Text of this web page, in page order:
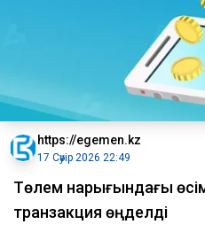
https://egemen.kz
17 Сәуір 2026 22:49
Төлем нарығындағы
транзакция өңделді